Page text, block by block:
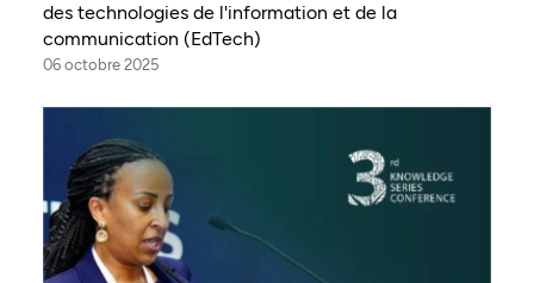
des technologies de l'information et de la
communication (EdTech)
06 octobre 2025